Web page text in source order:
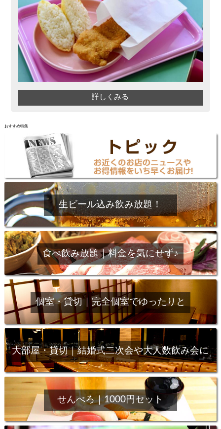
詳しくみる
おすすめ特集
生ビール込み飲み放題！
食べ飲み放題｜料金を気にせず♪
個室・貸切｜完全個室でゆったりと
大部屋・貸切｜結婚式二次会や大人数飲み会に
せんべろ｜1000円セット